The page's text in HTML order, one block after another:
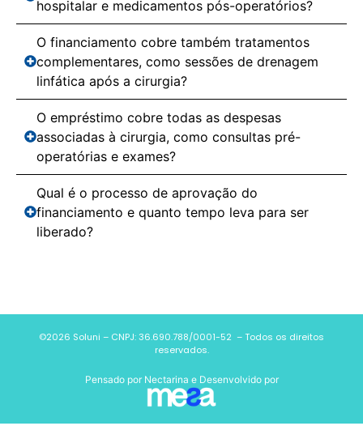
hospitalar e medicamentos pós-operatórios?
O financiamento cobre também tratamentos
complementares, como sessões de drenagem
linfática após a cirurgia?
O empréstimo cobre todas as despesas
associadas à cirurgia, como consultas pré-
operatórias e exames?
Qual é o processo de aprovação do
financiamento e quanto tempo leva para ser
liberado?
©2026 Soluni – CNPJ: 36.690.788/0001-52 – Todos os direitos
reservados.
Pensado por Nectarina e Desenvolvido por